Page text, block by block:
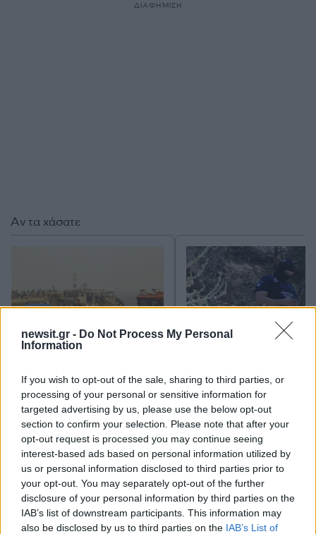
newsit.gr - Do Not Process My Personal
Information
If you wish to opt-out of the sale, sharing to third parties, or
processing of your personal or sensitive information for
targeted advertising by us, please use the below opt-out
section to confirm your selection. Please note that after your
opt-out request is processed you may continue seeing
interest-based ads based on personal information utilized by
us or personal information disclosed to third parties prior to
your opt-out. You may separately opt-out of the further
disclosure of your personal information by third parties on the
IAB’s list of downstream participants. This information may
also be disclosed by us to third parties on the IAB’s List of
ΔΙΑΦΗΜΙΣΗ
Σχόλια
Αν τα χάσατε
Πώς η Πυροσβεστική
διέσωσε ανθρώπινες ζωές
από την καταστροφική
φωτιά στην Αττικοβοιωτία
– Πάνω από 250 άτομα
απομακρύνθηκαν διά
θαλάσσης
Σε 57χρονη
από την Κυψέλη
σορός που βρέθηκε
Λυκαβηττό - Από
θάνατός της